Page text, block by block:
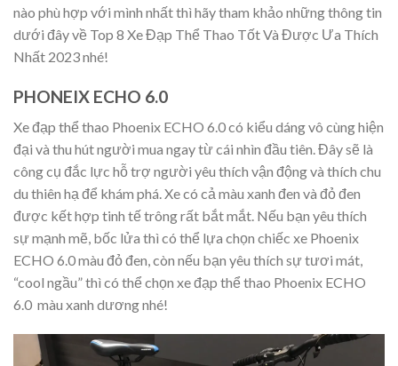
nào phù hợp với mình nhất thì hãy tham khảo những thông tin
dưới đây về Top 8 Xe Đạp Thể Thao Tốt Và Được Ưa Thích
Nhất 2023 nhé!
PHONEIX ECHO 6.0
Xe đạp thể thao Phoenix ECHO 6.0 có kiểu dáng vô cùng hiện
đại và thu hút người mua ngay từ cái nhìn đầu tiên. Đây sẽ là
công cụ đắc lực hỗ trợ người yêu thích vận động và thích chu
du thiên hạ để khám phá. Xe có cả màu xanh đen và đỏ đen
được kết hợp tinh tế trông rất bắt mắt. Nếu bạn yêu thích
sự mạnh mẽ, bốc lửa thì có thể lựa chọn chiếc xe Phoenix
ECHO 6.0 màu đỏ đen, còn nếu bạn yêu thích sự tươi mát,
“cool ngầu” thì có thể chọn xe đạp thể thao Phoenix ECHO
6.0 màu xanh dương nhé!